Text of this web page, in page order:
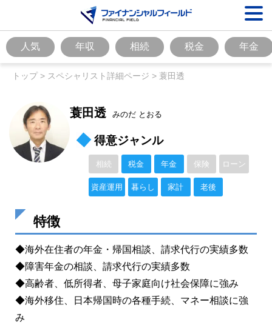
人気 年収 相続 税金 年金
トップ> スペシャリスト詳細ページ > 蓑田透
蓑田透 みのだ とおる
得意ジャンル
相続 税金 年金 保険 ローン
資産運用 暮らし 家計 老後
特徴
◆海外在住者の年金・帰国相談、請求代行の実績多数
◆障害年金の相談、請求代行の実績多数
◆高齢者、低所得者、母子家庭向け社会保障に強み
◆海外移住、日本帰国時の各種手続、マネー相談に強
み